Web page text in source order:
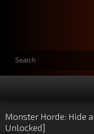
Monster Horde: Hide
Unlocked]